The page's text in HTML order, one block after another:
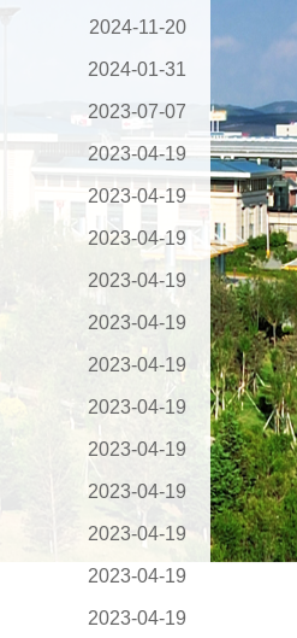
2024-11-20
2024-01-31
2023-07-07
2023-04-19
2023-04-19
2023-04-19
2023-04-19
2023-04-19
2023-04-19
2023-04-19
2023-04-19
2023-04-19
2023-04-19
2023-04-19
2023-04-19